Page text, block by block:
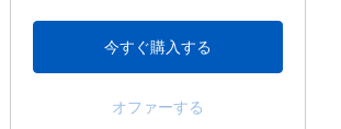
今すぐ購入する
オファーする